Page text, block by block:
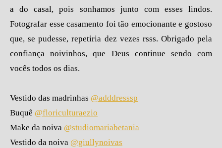
a do casal, pois sonhamos junto com esses lindos.
Fotografar esse casamento foi tão emocionante e gostoso
que, se pudesse, repetiria dez vezes rsss. Obrigado pela
confiança noivinhos, que Deus continue sendo com
vocês todos os dias.
Vestido das madrinhas @adddresssp
Buquê @floriculturaezio
Make da noiva @studiomariabetania
Vestido da noiva @giullynoivas